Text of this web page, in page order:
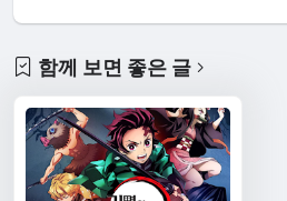
함께 보면 좋은 글